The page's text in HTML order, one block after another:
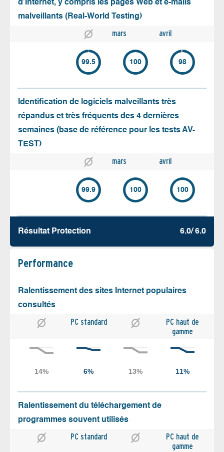
d’Internet, y compris les pages Web et e-mails
malveillants (Real-World Testing)
mars avril
99.5 100 98
Identification de logiciels malveillants très
répandus et très fréquents des 4 dernières
semaines (base de référence pour les tests AV-
TEST)
mars avril
99.9 100 100
Résultat Protection 6.0/ 6.0
Performance
Ralentissement des sites Internet populaires
consultés
PC standard
PC haut de
gamme
Ralentissement du téléchargement de
programmes souvent utilisés
PC standard
PC haut de
gamme